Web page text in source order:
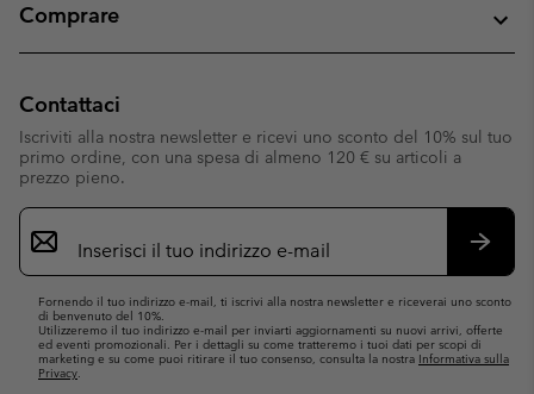
Comprare
Contattaci
Iscriviti alla nostra newsletter e ricevi uno sconto del 10% sul tuo
primo ordine, con una spesa di almeno 120 € su articoli a
prezzo pieno.
Iscrizione
e-
mail
Fornendo il tuo indirizzo e-mail, ti iscrivi alla nostra newsletter e riceverai uno sconto
di benvenuto del 10%.
Utilizzeremo il tuo indirizzo e-mail per inviarti aggiornamenti su nuovi arrivi, offerte
ed eventi promozionali. Per i dettagli su come tratteremo i tuoi dati per scopi di
marketing e su come puoi ritirare il tuo consenso, consulta la nostra Informativa sulla
Privacy.